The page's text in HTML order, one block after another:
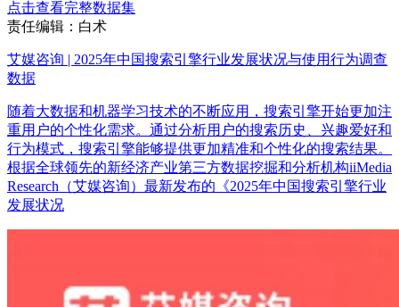
点击查看完整数据集
责任编辑：白术
艾媒咨询 | 2025年中国搜索引擎行业发展状况与使用行为调查
数据
随着大数据和机器学习技术的不断应用，搜索引擎开始更加注
重用户的个性化需求。通过分析用户的搜索历史、兴趣爱好和
行为模式，搜索引擎能够提供更加精准和个性化的搜索结果。
根据全球领先的新经济产业第三方数据挖掘和分析机构iiMedia
Research（艾媒咨询）最新发布的《2025年中国搜索引擎行业
发展状况